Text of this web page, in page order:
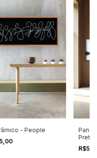
- People
Preta